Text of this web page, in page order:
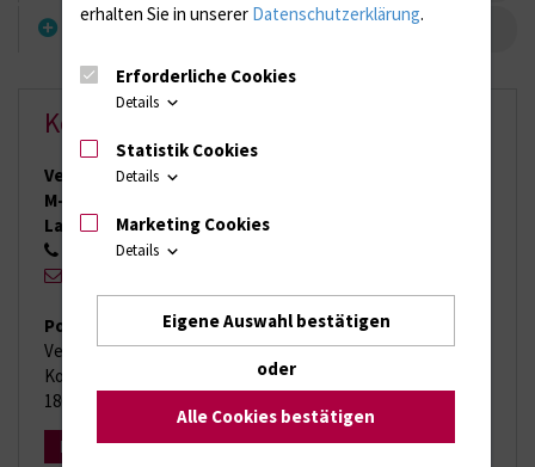
Kontakt
Verband für Behinderten- und Rehabilitationssport
M-V e.V.
Landesgeschäftsstelle:
0381 72 17 51
Postanschrift:
Verband für Behinderten- und Rehabilitationssport M-V e.V.
Kopernikusstr. 17a
18057 Rostock
Mehr Infos
erhalten Sie in unserer Datenschutzerklärung.
Erforderliche Cookies
Details
Statistik Cookies
Details
Marketing Cookies
Details
Eigene Auswahl bestätigen
oder
Alle Cookies bestätigen